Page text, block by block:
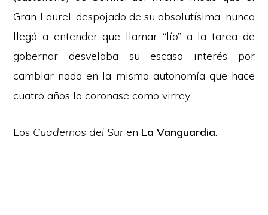
Gran Laurel, despojado de su absolutísima, nunca
llegó a entender que llamar “lío” a la tarea de
gobernar desvelaba su escaso interés por
cambiar nada en la misma autonomía que hace
cuatro años lo coronase como virrey.
Los Cuadernos del Suren La Vanguardia.